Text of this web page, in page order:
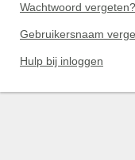
Wachtwoord vergeten?
Gebruikersnaam
Hulp bij inloggen